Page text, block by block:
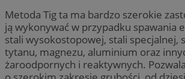
Metoda Tig ta ma bardzo szerokie
ją wykonywać w przypadku spawania
stali wysokostopowej, stali specjalnej,
tytanu, magnezu, aluminium oraz
żaroodpornych i reaktywnych.